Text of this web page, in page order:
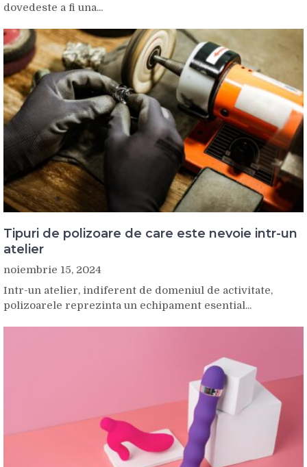
dovedeste a fi una...
Tipuri de polizoare de care este nevoie intr-un
atelier
noiembrie 15, 2024
Intr-un atelier, indiferent de domeniul de activitate,
polizoarele reprezinta un echipament esential...